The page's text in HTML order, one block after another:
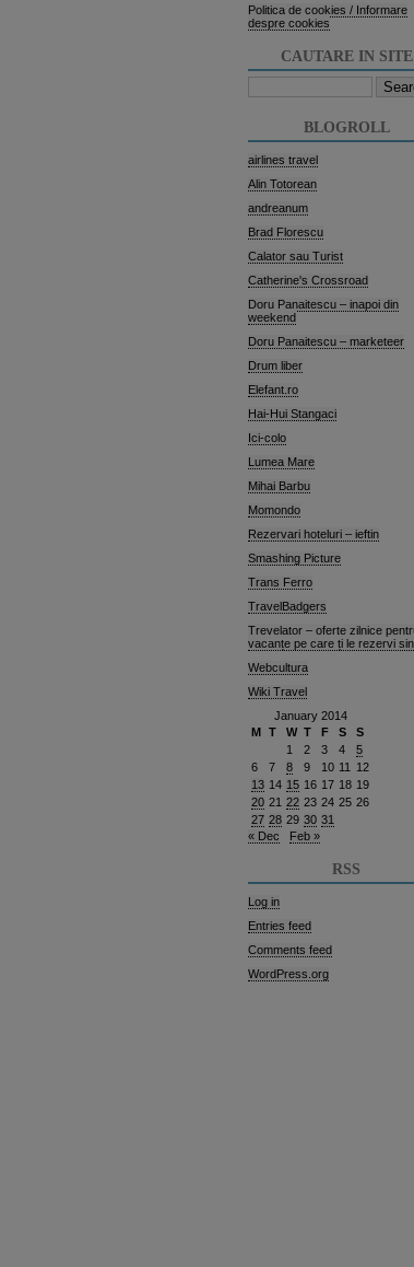
Politica de cookies / Informare
despre cookies
CAUTARE IN SITE
Search
for:
BLOGROLL
airlines travel
Alin Totorean
andreanum
Brad Florescu
Calator sau Turist
Catherine's Crossroad
Doru Panaitescu – inapoi din
weekend
Doru Panaitescu – marketeer
Drum liber
Elefant.ro
Hai-Hui Stangaci
Ici-colo
Lumea Mare
Mihai Barbu
Momondo
Rezervari hoteluri – ieftin
Smashing Picture
Trans Ferro
TravelBadgers
Trevelator – oferte zilnice
vacanțe pe care ți le rezervi
Webcultura
Wiki Travel
January 2014
M T W T F S
S
1
2 3 4
5
6
7 8 9 10 11
12
13 14 15 16 17 18 19
20 21 22 23 24 25 26
27 28 29 30 31
« Dec
Feb »
RSS
Log in
Entries feed
Comments feed
WordPress.org